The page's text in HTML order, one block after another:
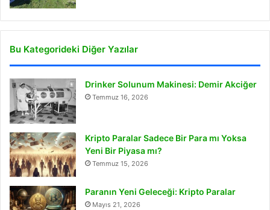
Bu Kategorideki Diğer Yazılar
Drinker Solunum Makinesi: Demir Akciğer
Temmuz 16, 2026
Kripto Paralar Sadece Bir Para mı Yoksa
Yeni Bir Piyasa mı?
Temmuz 15, 2026
Paranın Yeni Geleceği: Kripto Paralar
Mayıs 21, 2026